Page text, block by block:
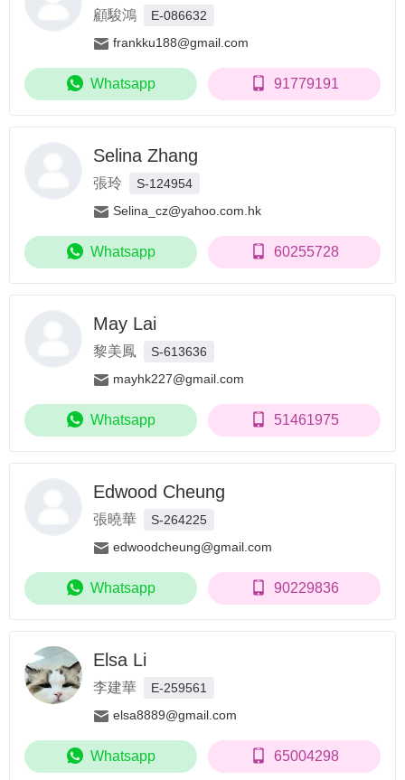
顧駿鴻
E-086632
frankku188@gmail.com
Whatsapp 91779191
Selina Zhang
張玲
S-124954
Selina_cz@yahoo.com.hk
Whatsapp 60255728
May Lai
黎美鳳
S-613636
mayhk227@gmail.com
Whatsapp 51461975
Edwood Cheung
張曉華
S-264225
edwoodcheung@gmail.com
Whatsapp 90229836
Elsa Li
李建華
E-259561
elsa8889@gmail.com
Whatsapp 65004298